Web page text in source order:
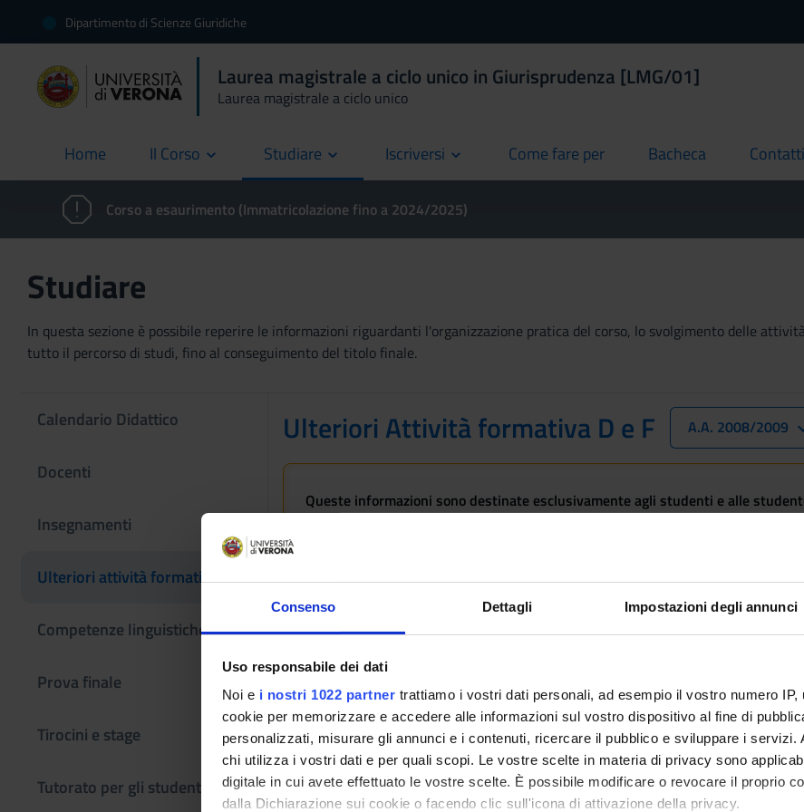
Consenso Dettagli Impostazioni degli annunci
Uso responsabile dei dati
Noi e i nostri 1022 partner trattiamo i vostri dati personali, ad esempio il vostro numero
cookie per memorizzare e accedere alle informazioni sul vostro dispositivo al fine di
personalizzati, misurare gli annunci e i contenuti, ricercare il pubblico e sviluppare i servizi.
chi utilizza i vostri dati e per quali scopi. Le vostre scelte in materia di privacy sono
digitale in cui avete effettuato le vostre scelte. È possibile modificare o revocare il proprio
dalla Dichiarazione sui cookie o facendo clic sull'icona di attivazione della privacy.
Dipartimento di Scienze Giuridiche
Laurea magistrale a ciclo unico in Giurisprudenza [LMG/01]
Laurea magistrale a ciclo unico
Home
current Il Corso Studiare Iscriversi Come fare per
current Bacheca
current Contatti
current
Corso a esaurimento (Immatricolazione fino a 2024/2025)
Studiare
In questa sezione è possibile reperire le informazioni riguardanti l'organizzazione pratica del corso, lo svolgimento delle
tutto il percorso di studi, fino al conseguimento del titolo finale.
Calendario Didattico
Docenti
Insegnamenti
Ulteriori attività formative
Competenze linguistiche
Prova finale
Tirocini e stage
Tutorato per gli studenti
Ulteriori Attività formativa D e F A.A. 2008/2009
Queste informazioni sono destinate esclusivamente agli studenti e alle
Se sei un nuovo studente interessato all'immatricolazione, trovi le informazioni